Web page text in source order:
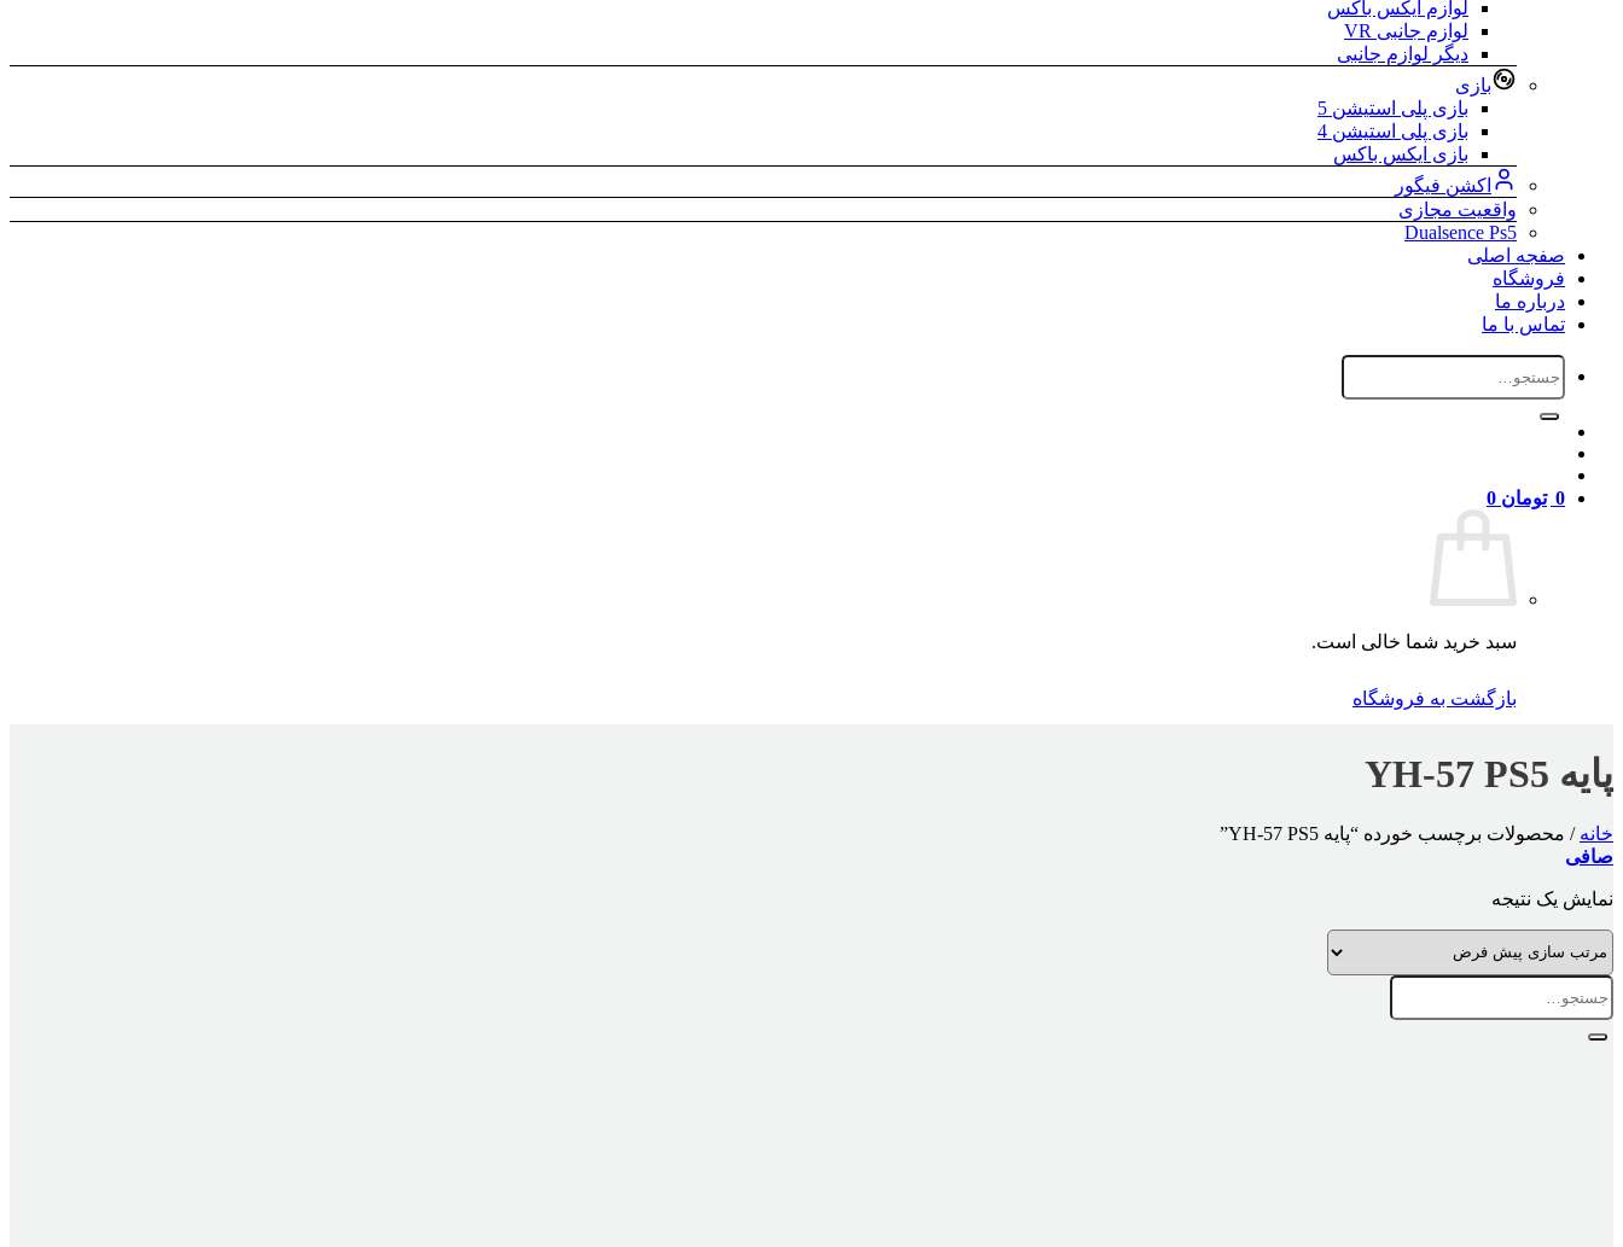
لوازم ایکس باکس
لوازم جانبی VR
دیگر لوازم جانبی
بازی
بازی پلی استیشن 5
بازی پلی استیشن 4
بازی ایکس باکس
اکشن فیگور
واقعیت مجازی
Dualsence Ps5
صفجه اصلی
فروشگاه
درباره ما
تماس با ما
جستجو
برای:
0 تومان 0
سبد خرید شما خالی است.
بازگشت به فروشگاه
پایه YH-57 PS5
خانه / محصولات برچسب خورده “پایه YH-57 PS5”
صافی
نمایش یک نتیجه
جستجو
برای: